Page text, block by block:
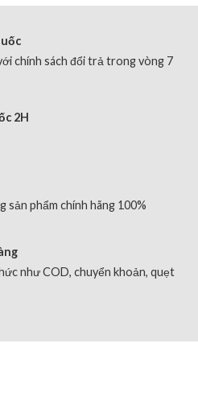
chính sách đổi trả trong vòng 7
2H
sản phẩm chính hãng 100%
như COD, chuyển khoản, quẹt